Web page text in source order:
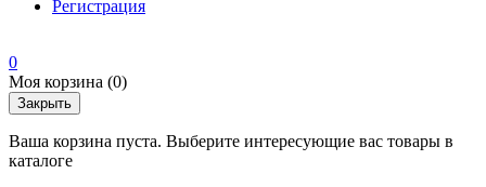
Регистрация
0
Моя корзина (0)
Закрыть
Ваша корзина пуста. Выберите интересующие вас товары в
каталоге